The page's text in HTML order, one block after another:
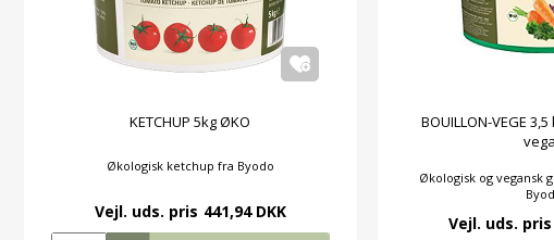
KETCHUP 5kg ØKO
Økologisk ketchup fra Byodo
Vejl. uds. pris 441,94 DKK
BOUILLON-VEGE
Økologisk og vegansk
Vejl. uds. pris